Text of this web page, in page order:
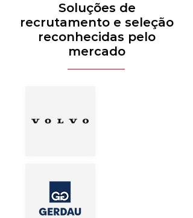
Soluções de
recrutamento e seleção
reconhecidas pelo
mercado